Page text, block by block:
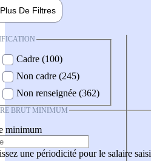
Plus De Filtres
Cadre (100)
Non cadre (245)
Non renseignée (362)
BRUT MINIMUM
minimum
une périodicité pour le salaire saisi